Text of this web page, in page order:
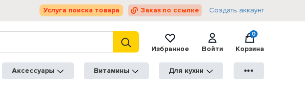
Услуга поиска товара Заказ по ссылке Создать аккаунт
Избранное
Войти
0
Корзина
Аксессуары Витамины Для кухни ●●●